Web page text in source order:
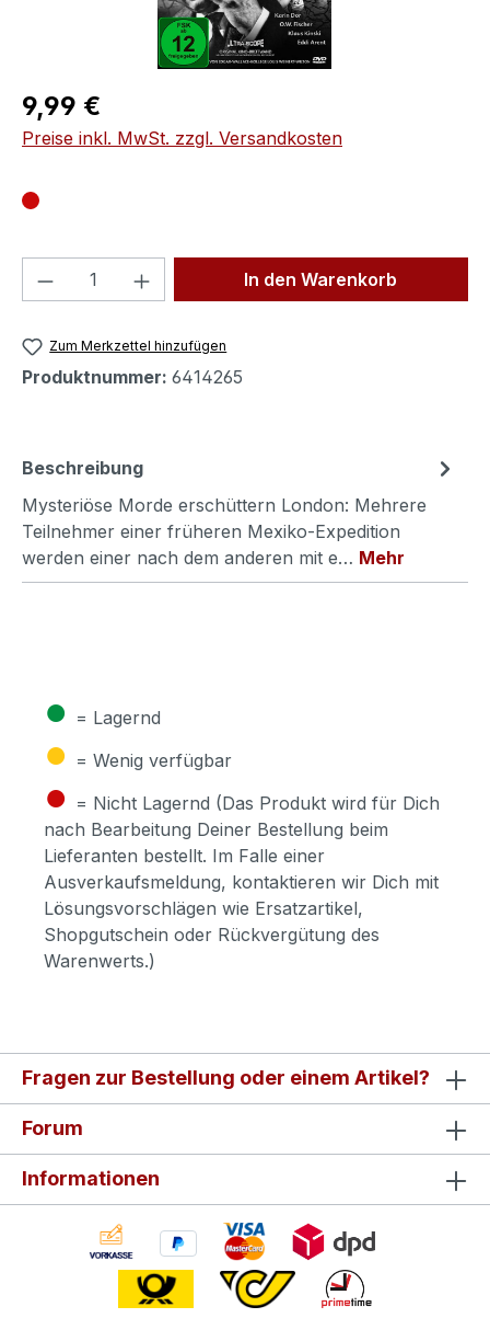
Regulärer Preis:
9,99 €
Preise inkl. MwSt. zzgl. Versandkosten
Produkt Anzahl: Gib denIn den Warenkorb
Zum Merkzettel hinzufügen
Produktnummer: 6414265
Beschreibung
Mysteriöse Morde erschüttern London: Mehrere
Teilnehmer einer früheren Mexiko-Expedition
werden einer nach dem anderen mit e… Mehr
● = Lagernd
● = Wenig verfügbar
● = Nicht Lagernd (Das Produkt wird für Dich
nach Bearbeitung Deiner Bestellung beim
Lieferanten bestellt. Im Falle einer
Ausverkaufsmeldung, kontaktieren wir Dich mit
Lösungsvorschlägen wie Ersatzartikel,
Shopgutschein oder Rückvergütung des
Warenwerts.)
Fragen zur Bestellung oder einem Artikel?
Forum
Informationen